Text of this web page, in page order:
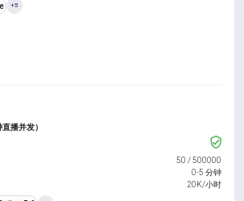
+5
播并发）
50 /500000
0-5 分钟
20K/小时